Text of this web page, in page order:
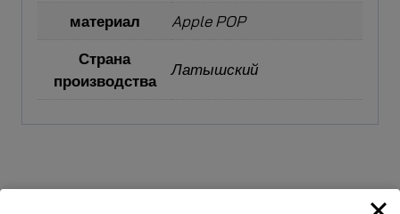
материал
Apple POP
Страна
производства
Латышский
Сопутствующие товары